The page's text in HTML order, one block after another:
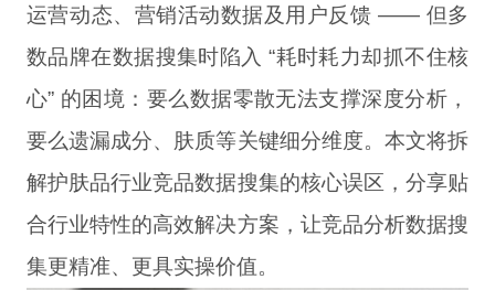
运营动态、营销活动数据及用户反馈 —— 但多
数品牌在数据搜集时陷入 “耗时耗力却抓不住核
心” 的困境：要么数据零散无法支撑深度分析，
要么遗漏成分、肤质等关键细分维度。本文将拆
解护肤品行业竞品数据搜集的核心误区，分享贴
合行业特性的高效解决方案，让竞品分析数据搜
集更精准、更具实操价值。